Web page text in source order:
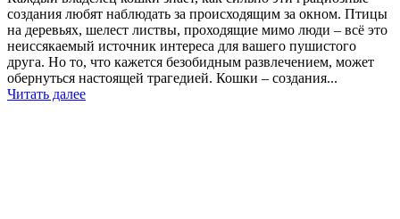
создания любят наблюдать за происходящим за окном. Птицы
на деревьях, шелест листвы, проходящие мимо люди – всё это
неиссякаемый источник интереса для вашего пушистого
друга. Но то, что кажется безобидным развлечением, может
обернуться настоящей трагедией. Кошки – создания...
Читать далее